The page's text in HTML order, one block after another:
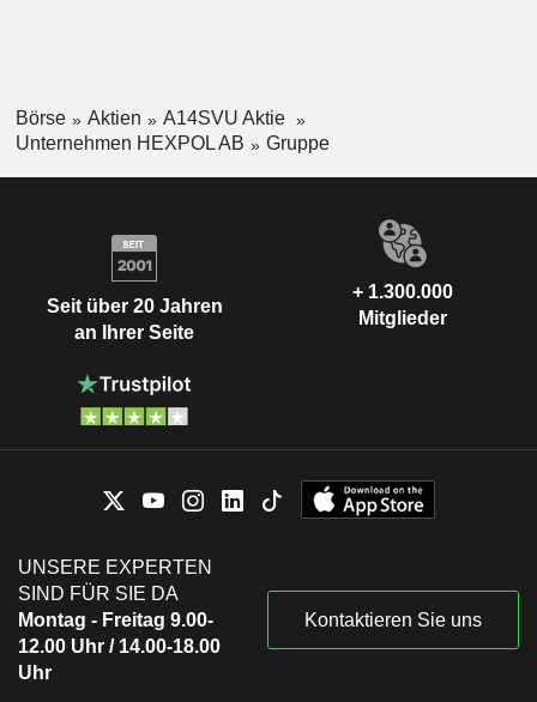
Börse Aktien
A14SVU Aktie
Unternehmen HEXPOL AB
Gruppe
Seit über 20 Jahren
an Ihrer Seite
+ 1.300.000
Mitglieder
UNSERE EXPERTEN
SIND FÜR SIE DA
Montag - Freitag 9.00-
12.00 Uhr / 14.00-18.00
Uhr
Kontaktieren Sie uns